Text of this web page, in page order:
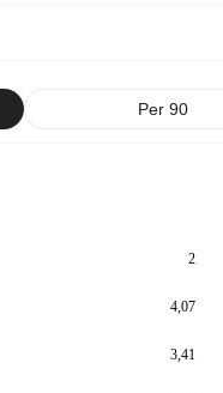
Per 90
2
4,07
3,41